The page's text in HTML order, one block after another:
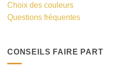
Choix des couleurs
Questions fréquentes
CONSEILS FAIRE PART